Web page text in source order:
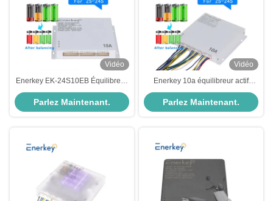
Vidéo
Enerkey EK-24S10EB Équilibreur
actif intelligent 10A 24S LCD
Équilibreur de batterie au plomb
24/36/48v/96v
Parlez Maintenant.
Vidéo
Enerkey 10a équilibreur actif
intelligent pour l'équilibrage de
l'énergie des batteries Li-
ion/Lifepo4/Lto
Parlez Maintenant.